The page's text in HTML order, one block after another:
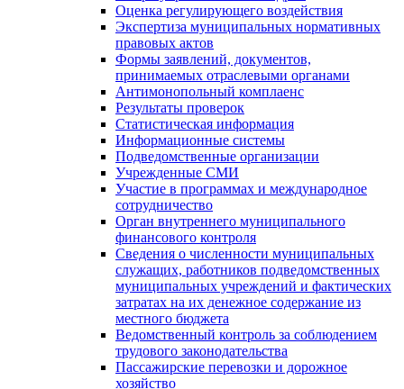
Оценка регулирующего воздействия
Экспертиза муниципальных нормативных
правовых актов
Формы заявлений, документов,
принимаемых отраслевыми органами
Антимонопольный комплаенс
Результаты проверок
Статистическая информация
Информационные системы
Подведомственные организации
Учрежденные СМИ
Участие в программах и международное
сотрудничество
Орган внутреннего муниципального
финансового контроля
Сведения о численности муниципальных
служащих, работников подведомственных
муниципальных учреждений и фактических
затратах на их денежное содержание из
местного бюджета
Ведомственный контроль за соблюдением
трудового законодательства
Пассажирские перевозки и дорожное
хозяйство